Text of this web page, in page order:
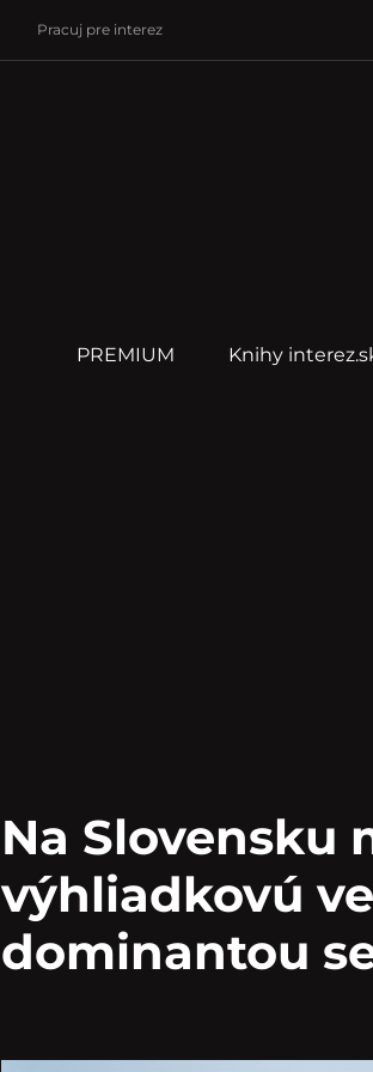
Pracuj pre interez
PREMIUM Knihy
Na Slovensku
výhliadkovú
dominantou